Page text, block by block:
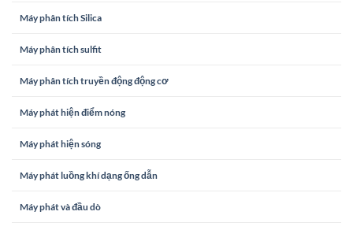
Máy phân tích Silica
Máy phân tích sulfit
Máy phân tích truyền động động cơ
Máy phát hiện điểm nóng
Máy phát hiện sóng
Máy phát luồng khí dạng ống dẫn
Máy phát và đầu dò